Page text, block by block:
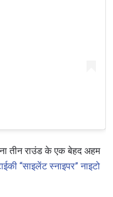
तीन राउंड के एक बेहद अहम
“साइलेंट स्नाइपर” नाइटो